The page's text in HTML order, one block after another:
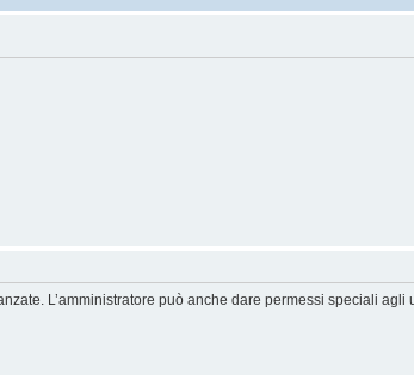
L’amministratore può anche dare permessi speciali